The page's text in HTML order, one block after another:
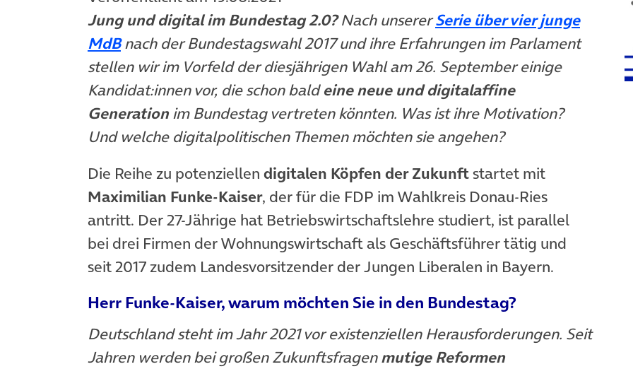
Jung und digital im Bundestag 2.0?Nach unsererSerie über vier junge
MdB(öffnet in neuem Tab)
nach der Bundestagswahl 2017 und ihre Erfahrungen im Parlament
stellen wir im Vorfeld der diesjährigen Wahl am 26. September einige
Kandidat:innen vor, die schon baldeine neue und digitalaffine
Generation im Bundestag vertreten könnten. Was ist ihre Motivation?
Und welche digitalpolitischen Themen möchten sie angehen?
Die Reihe zu potenziellen digitalen Köpfen der Zukunftstartet mit
Maximilian Funke-Kaiser, der für die FDP im Wahlkreis Donau-Ries
antritt. Der 27-Jährige hat Betriebswirtschaftslehre studiert, ist parallel
bei drei Firmen der Wohnungswirtschaft als Geschäftsführer tätig und
seit 2017 zudem Landesvorsitzender der Jungen Liberalen in Bayern.
Herr Funke-Kaiser, warum möchten Sie in den Bundestag?
Deutschland steht im Jahr 2021 vor existenziellen Herausforderungen. Seit
Jahren werden bei großen Zukunftsfragenmutige Reformen